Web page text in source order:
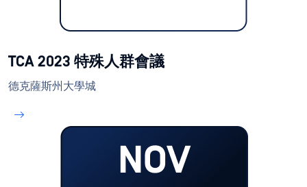
TCA 2023 特殊人群會議
德克薩斯州大學城